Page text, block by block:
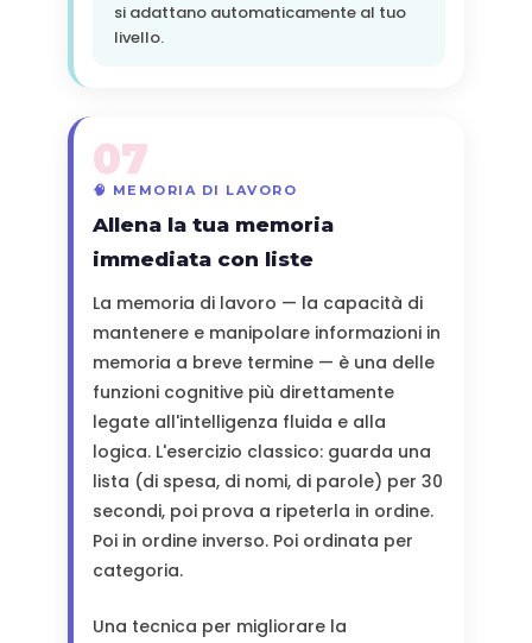
si adattano automaticamente al tuo
livello.
07
🧠 MEMORIA DI LAVORO
Allena la tua memoria
immediata con liste
La memoria di lavoro — la capacità di
mantenere e manipolare informazioni in
memoria a breve termine — è una delle
funzioni cognitive più direttamente
legate all'intelligenza fluida e alla
logica. L'esercizio classico: guarda una
lista (di spesa, di nomi, di parole) per 30
secondi, poi prova a ripeterla in ordine.
Poi in ordine inverso. Poi ordinata per
categoria.
Una tecnica per migliorare la